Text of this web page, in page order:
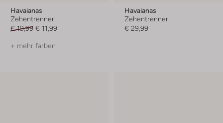
Havaianas
Zehentrenner
€ 19,99 € 11,99
+ mehr farben
Havaianas
Zehentrenner
€ 29,99